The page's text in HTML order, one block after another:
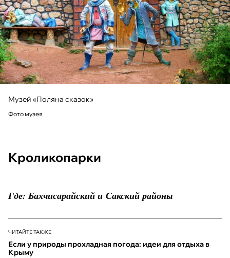
Музей «Поляна сказок»
Фото музея
Кроликопарки
Где: Бахчисарайский и Сакский районы
ЧИТАЙТЕ ТАКЖЕ
Если у природы прохладная погода: идеи для отдыха в
Крыму